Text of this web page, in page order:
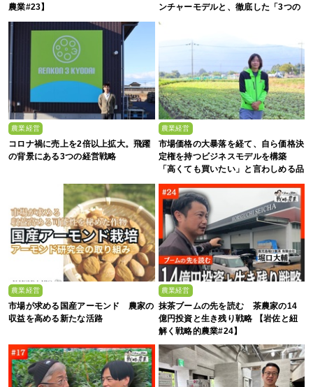
農業#23】
ンチャーモデルと、徹底した「3つの
ルール」
農業経営
コロナ禍に売上を2倍以上拡大。飛躍
の背景にある3つの経営戦略
農業経営
市場価格の大暴落を経て、自ら価格決
定権を持つビジネスモデルを構築
「高くても買いたい」と言わしめる品
質を生み出すのは
農業経営
市場が求める国産アーモンド 農家の
収益を高める新たな活路
農業経営
抹茶ブームの先を読む 茶農家の14
億円投資と生き残り戦略 【岩佐と紐
解く戦略的農業#24】